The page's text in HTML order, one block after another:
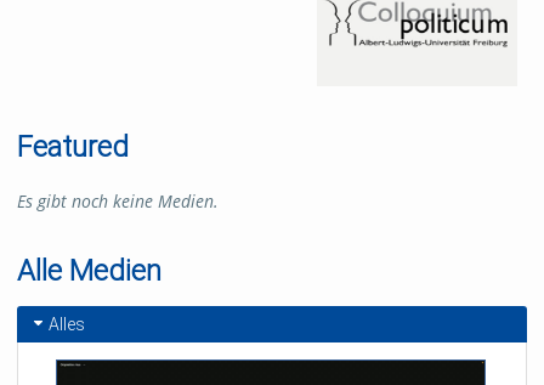
Featured
Es gibt noch keine Medien.
Alle Medien
Alles